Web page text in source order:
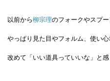
以前から柳宗理のフォークやスプー
やっぱり見た目やフォルム、使い心
改めて「いい道具っていいな」と感